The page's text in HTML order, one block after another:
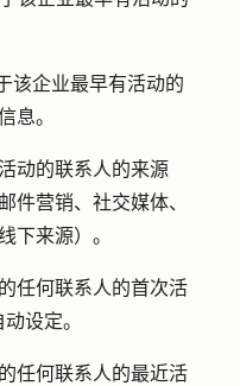
该企业最早有活动的
息。
动的联系人的来源
件营销、社交媒体、
下来源）。
任何联系人的首次活
设定。
任何联系人的最近活